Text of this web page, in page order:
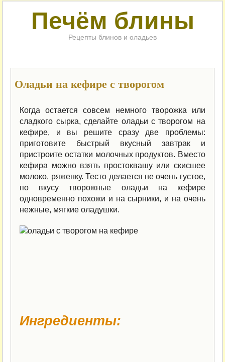
Печём блины
Рецепты блинов и оладьев
Оладьи на кефире с творогом
Когда остается совсем немного творожка или
сладкого сырка, сделайте оладьи с творогом на
кефире, и вы решите сразу две проблемы:
приготовите быстрый вкусный завтрак и
пристроите остатки молочных продуктов. Вместо
кефира можно взять простоквашу или скисшее
молоко, ряженку. Тесто делается не очень густое,
по вкусу творожные оладьи на кефире
одновременно похожи и на сырники, и на очень
нежные, мягкие оладушки.
Ингредиенты: